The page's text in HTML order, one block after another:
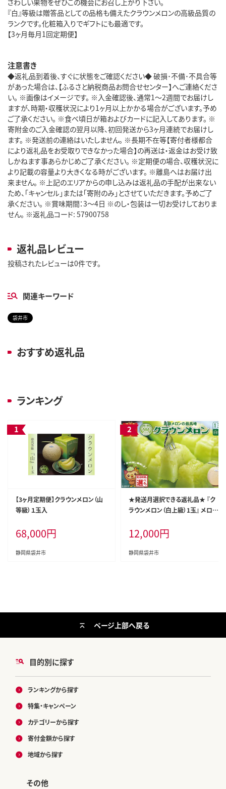
『白』等級は贈答品としての品格も備えたクラウンメロンの高級品質の
ランクです。化粧箱入りでギフトにも最適です。
【3ヶ月毎月1回定期便】
注意書き
◆返礼品到着後、すぐに状態をご確認ください◆ 破損･不備･不具合等
があった場合は、【ふるさと納税商品お問合せセンター】へご連絡くださ
い。 ※画像はイメージです。 ※入金確認後、通常1～2週間でお届けし
ますが、時期・収穫状況により1ヶ月以上かかる場合がございます。予め
ご了承ください。 ※食べ頃日が箱およびカードに記入してあります。 ※
寄附金のご入金確認の翌月以降、初回発送から3ヶ月連続でお届けし
ます。 ※発送前の連絡はいたしません。 ※長期不在等【寄付者様都合
により返礼品をお受取りできなかった場合】の再送は・返金はお受け致
しかねます事あらかじめご了承ください。 ※定期便の場合、収穫状況に
より記載の容量より大きくなる時がございます。 ※離島へはお届け出
来ません。 ※上記のエリアからの申し込みは返礼品の手配が出来ない
ため、「キャンセル」または「寄附のみ」とさせていただきます。予めご了
承ください。 ※賞味期間：3～4日 ※のし・包装は一切お受けしておりま
せん。 ※返礼品コード: 57900758
返礼品レビュー
投稿されたレビューは0件です。
関連キーワード
袋井市
おすすめ返礼品
ランキング
【3ヶ月定期便】クラウンメロン（山
等級）１玉入
68,000円
静岡県袋井市
★発送月選択できる返礼品★ 『ク
ラウンメロン（白上級）1玉』 メロン
グルメ 袋井市2026年9月発送
12,000円
静岡県袋井市
目的別に探す
ランキングから探す
特集・キャンペーン
カテゴリーから探す
寄付金額から探す
地域から探す
その他
ページ上部へ戻る